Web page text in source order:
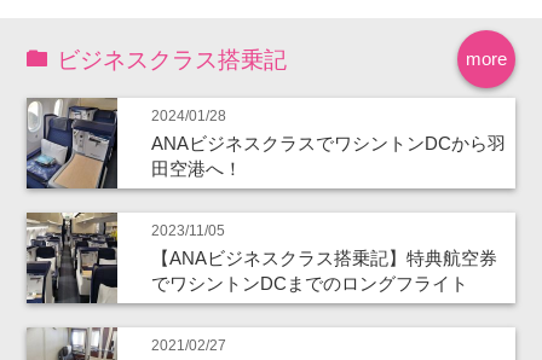
more
ビジネスクラス搭乗記
2024/01/28
ANAビジネスクラスでワシントンDCから羽
田空港へ！
2023/11/05
【ANAビジネスクラス搭乗記】特典航空券
でワシントンDCまでのロングフライト
2021/02/27